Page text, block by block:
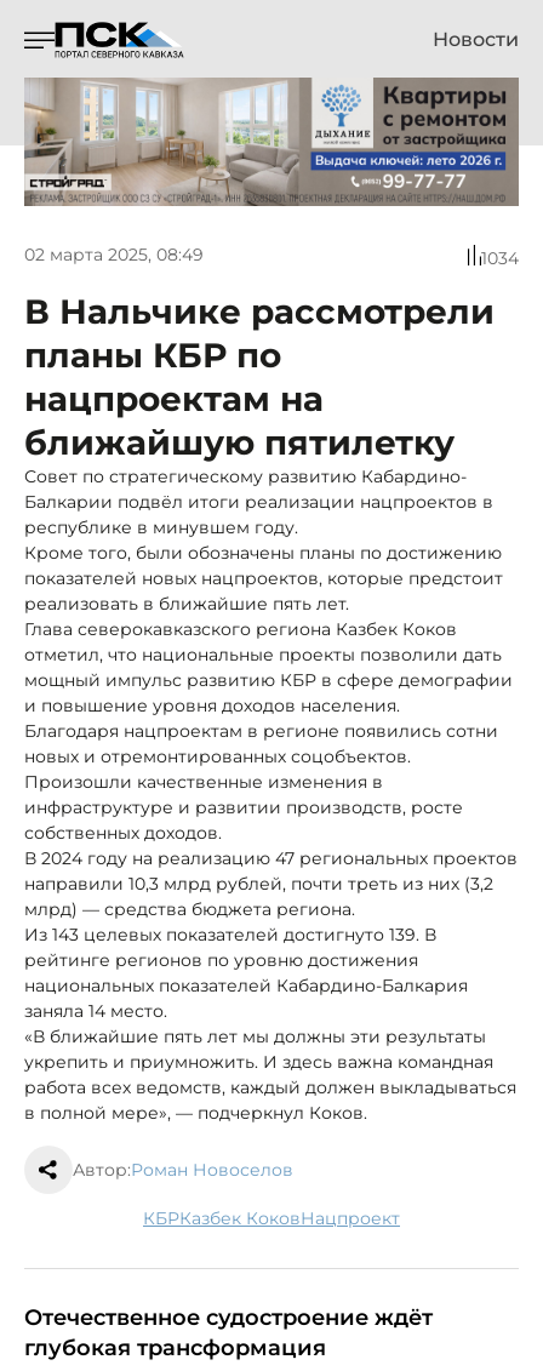
Новости
02 марта 2025, 08:49 1034
В Нальчике рассмотрели
планы КБР по
нацпроектам на
ближайшую пятилетку
Совет по стратегическому развитию Кабардино-
Балкарии подвёл итоги реализации нацпроектов в
республике в минувшем году.
Кроме того, были обозначены планы по достижению
показателей новых нацпроектов, которые предстоит
реализовать в ближайшие пять лет.
Глава северокавказского региона Казбек Коков
отметил, что национальные проекты позволили дать
мощный импульс развитию КБР в сфере демографии
и повышение уровня доходов населения.
Благодаря нацпроектам в регионе появились сотни
новых и отремонтированных соцобъектов.
Произошли качественные изменения в
инфраструктуре и развитии производств, росте
собственных доходов.
В 2024 году на реализацию 47 региональных проектов
направили 10,3 млрд рублей, почти треть из них (3,2
млрд) — средства бюджета региона.
Из 143 целевых показателей достигнуто 139. В
рейтинге регионов по уровню достижения
национальных показателей Кабардино-Балкария
заняла 14 место.
«В ближайшие пять лет мы должны эти результаты
укрепить и приумножить. И здесь важна командная
работа всех ведомств, каждый должен выкладываться
в полной мере», — подчеркнул Коков.
Автор:Роман Новоселов
КБР Казбек Коков нацпроект
Отечественное судостроение ждёт
глубокая трансформация